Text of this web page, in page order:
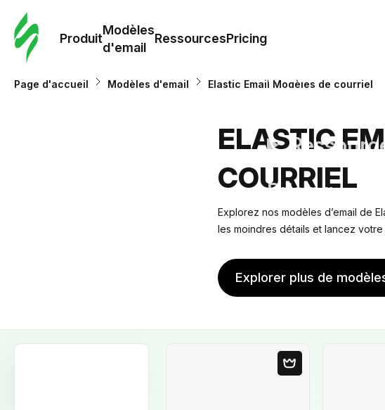
Produit
Modèles
d'email
RessourcesPricing
Modèles
Pricing
Page d'accueil Modèles d'email Elastic Email Modèles de courriel
ELASTIC
COURRIEL
Explorez nos modèles d’email de
les moindres détails et lancez votre
Explorer plus de